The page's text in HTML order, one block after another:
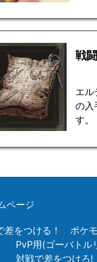
戦
エル
の入
す。
ページ
差をつける！ ポケ
PvP用(ゴーバトル
対戦で差をつけろ